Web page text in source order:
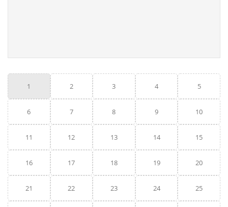
1 2 3 4 5
6 7 8 9 10
11 12 13 14 15
16 17 18 19 20
21 22 23 24 25